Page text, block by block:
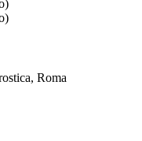
Roma